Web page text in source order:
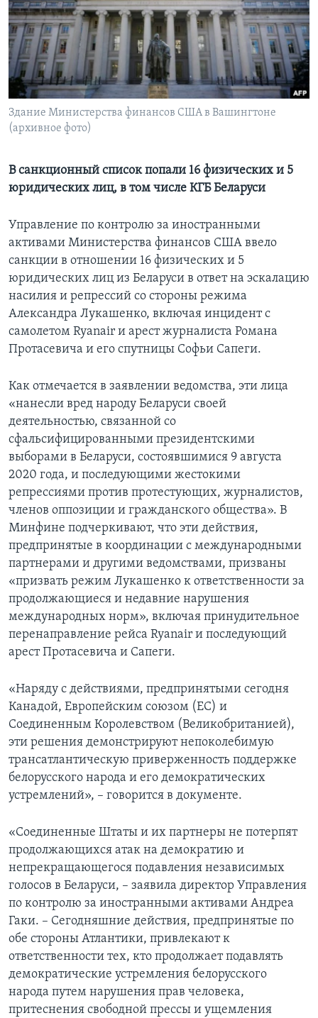
Learning English
СОЦИАЛЬНЫЕ СЕТИ
Языки
Здание Министерства финансов США в Вашингтоне
(архивное фото)
В санкционный список попали 16 физических и 5
юридических лиц, в том числе КГБ Беларуси
Управление по контролю за иностранными
активами Министерства финансов США ввело
санкции в отношении 16 физических и 5
юридических лиц из Беларуси в ответ на эскалацию
насилия и репрессий со стороны режима
Александра Лукашенко, включая инцидент с
самолетом Ryanair и арест журналиста Романа
Протасевича и его спутницы Софьи Сапеги.
Как отмечается в заявлении ведомства, эти лица
«нанесли вред народу Беларуси своей
деятельностью, связанной со
сфальсифицированными президентскими
выборами в Беларуси, состоявшимися 9 августа
2020 года, и последующими жестокими
репрессиями против протестующих, журналистов,
членов оппозиции и гражданского общества». В
Минфине подчеркивают, что эти действия,
предпринятые в координации с международными
партнерами и другими ведомствами, призваны
«призвать режим Лукашенко к ответственности за
продолжающиеся и недавние нарушения
международных норм», включая принудительное
перенаправление рейса Ryanair и последующий
арест Протасевича и Сапеги.
«Наряду с действиями, предпринятыми сегодня
Канадой, Европейским союзом (ЕС) и
Соединенным Королевством (Великобританией),
эти решения демонстрируют непоколебимую
трансатлантическую приверженность поддержке
белорусского народа и его демократических
устремлений», – говорится в документе.
«Соединенные Штаты и их партнеры не потерпят
продолжающихся атак на демократию и
непрекращающегося подавления независимых
голосов в Беларуси, – заявила директор Управления
по контролю за иностранными активами Андреа
Гаки. – Сегодняшние действия, предпринятые по
обе стороны Атлантики, привлекают к
ответственности тех, кто продолжает подавлять
демократические устремления белорусского
народа путем нарушения прав человека,
притеснения свободной прессы и ущемления